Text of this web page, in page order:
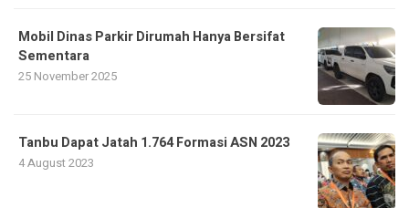
Mobil Dinas Parkir Dirumah Hanya Bersifat
Sementara
25 November 2025
Tanbu Dapat Jatah 1.764 Formasi ASN 2023
4 August 2023